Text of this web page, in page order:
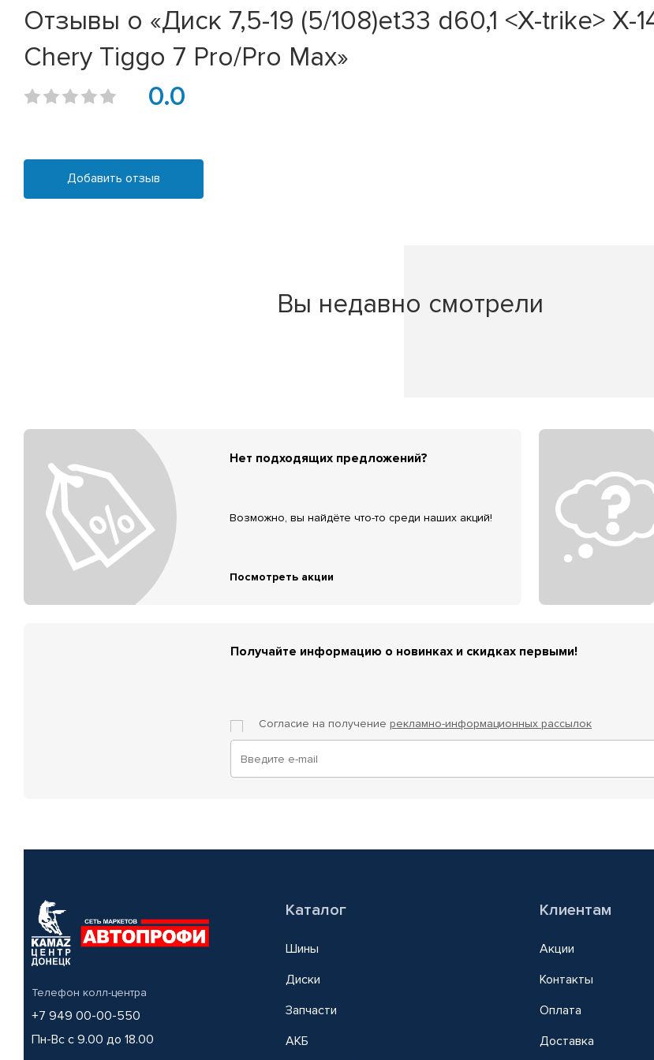
Отзывы о «Диск 7,5-19 (5/108)et33 d60,1 <X-trike> X-
Chery Tiggo 7 Pro/Pro Max»
0.0
Добавить отзыв
Вы недавно смотрели
Нет подходящих предложений?
Возможно, вы найдёте что-то среди наших акций!
Посмотреть акции
Получайте информацию о новинках и скидках первыми!
Согласие на получение рекламно-информационных рассылок
Телефон колл-центра
+7 949 00-00-550
Пн-Вс с 9.00 до 18.00
Каталог
Шины
Диски
Запчасти
АКБ
Клиентам
Акции
Контакты
Оплата
Доставка